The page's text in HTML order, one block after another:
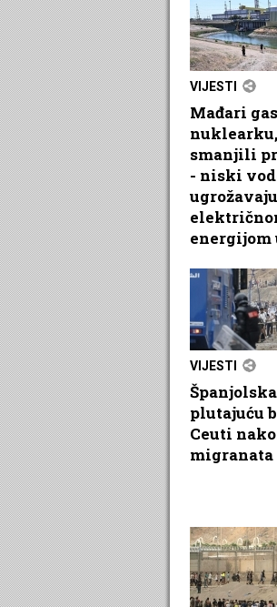
VIJESTI
Mađari
smanjili
- niski
energijom
VIJESTI
plutajuću
Ceuti
migranata